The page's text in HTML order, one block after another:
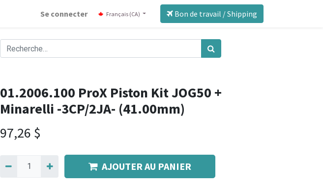
Se connecter Français (CA) Bon de travail / Shipping
01.2006.100 ProX Piston Kit JOG50 +
Minarelli -3CP/2JA- (41.00mm)
97,26 $
AJOUTER AU PANIER